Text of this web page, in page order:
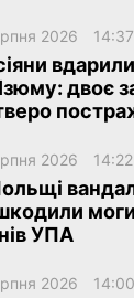
2026 14:37
двоє
2026 14:22
УПА
2026 14:00